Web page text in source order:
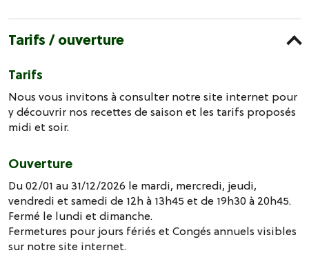
Tarifs / ouverture
Tarifs
Nous vous invitons à consulter notre site internet pour
y découvrir nos recettes de saison et les tarifs proposés
midi et soir.
Ouverture
Du 02/01 au 31/12/2026 le mardi, mercredi, jeudi,
vendredi et samedi de 12h à 13h45 et de 19h30 à 20h45.
Fermé le lundi et dimanche.
Fermetures pour jours fériés et Congés annuels visibles
sur notre site internet.